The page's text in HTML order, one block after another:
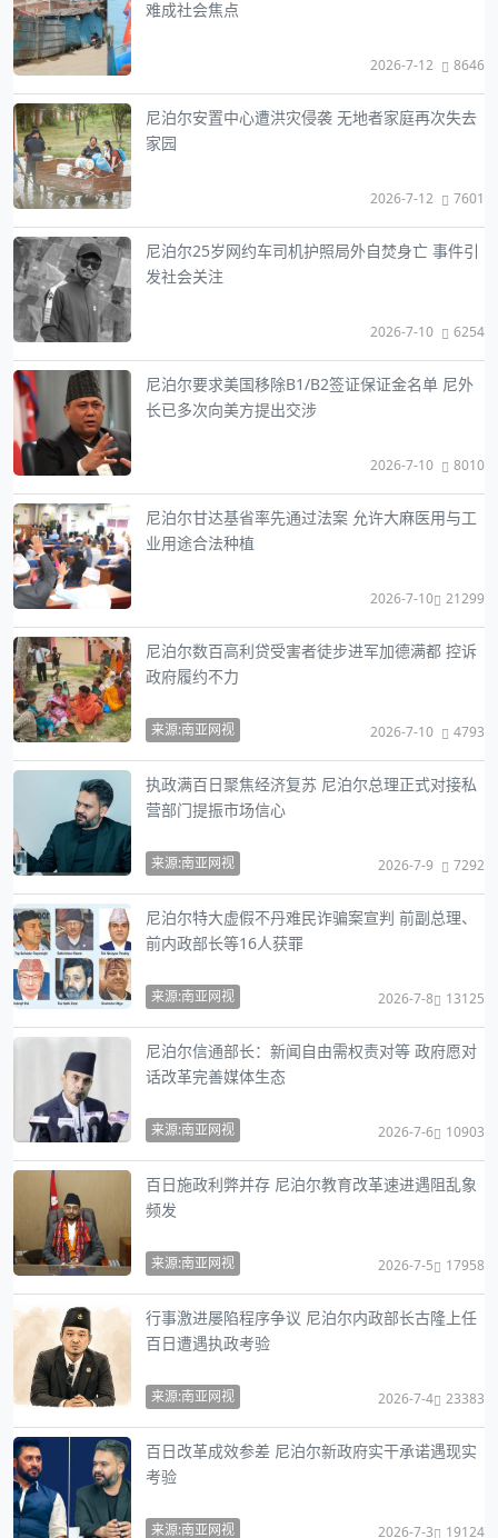
难成社会焦点
2026-7-12 8646
尼泊尔安置中心遭洪灾侵袭 无地者家庭再次失去
家园
2026-7-12 7601
尼泊尔25岁网约车司机护照局外自焚身亡 事件引
发社会关注
2026-7-10 6254
尼泊尔要求美国移除B1/B2签证保证金名单 尼外
长已多次向美方提出交涉
2026-7-10 8010
尼泊尔甘达基省率先通过法案 允许大麻医用与工
业用途合法种植
2026-7-10 21299
尼泊尔数百高利贷受害者徒步进军加德满都 控诉
政府履约不力
来源:南亚网视 2026-7-10 4793
执政满百日聚焦经济复苏 尼泊尔总理正式对接私
营部门提振市场信心
来源:南亚网视 2026-7-9 7292
尼泊尔特大虚假不丹难民诈骗案宣判 前副总理、
前内政部长等16人获罪
来源:南亚网视 2026-7-8 13125
尼泊尔信通部长：新闻自由需权责对等 政府愿对
话改革完善媒体生态
来源:南亚网视 2026-7-6 10903
百日施政利弊并存 尼泊尔教育改革速进遇阻乱象
频发
来源:南亚网视 2026-7-5 17958
行事激进屡陷程序争议 尼泊尔内政部长古隆上任
百日遭遇执政考验
来源:南亚网视 2026-7-4 23383
百日改革成效参差 尼泊尔新政府实干承诺遇现实
考验
来源:南亚网视 2026-7-3 19124